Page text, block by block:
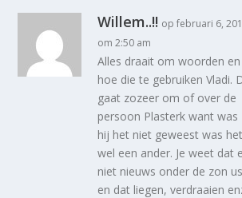
Willem..!! op februari 6,
om 2:50 am
Alles draait om woorden en
hoe die te gebruiken Vladi.
gaat zozeer om of over de
persoon Plasterk want was
hij het niet geweest was het
wel een ander. Je weet dat
niet nieuws onder de zon us
en dat liegen, verdraaien